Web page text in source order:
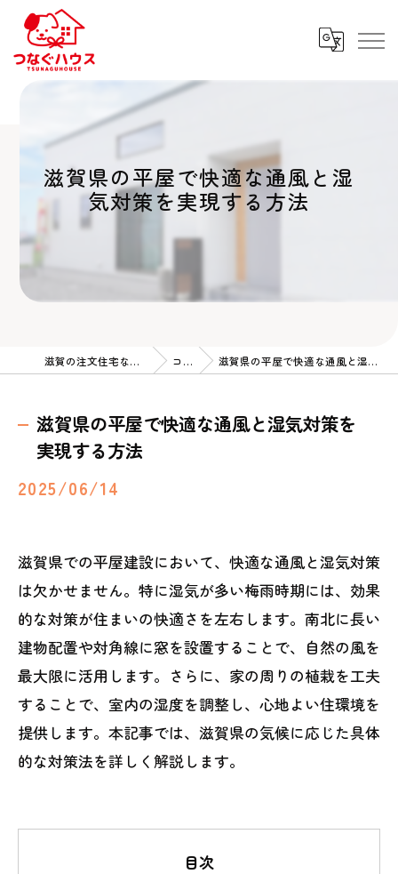
滋賀県の平屋で快適な通風と湿
気対策を実現する方法
滋賀の注文住宅ならつなぐハウス コラム 滋賀県の平屋で快適な通風と湿気対策を実現する方法
滋賀県の平屋で快適な通風と湿気対策を
実現する方法
2025/06/14
滋賀県での平屋建設において、快適な通風と湿気対策
は欠かせません。特に湿気が多い梅雨時期には、効果
的な対策が住まいの快適さを左右します。南北に長い
建物配置や対角線に窓を設置することで、自然の風を
最大限に活用します。さらに、家の周りの植栽を工夫
することで、室内の湿度を調整し、心地よい住環境を
提供します。本記事では、滋賀県の気候に応じた具体
的な対策法を詳しく解説します。
目次